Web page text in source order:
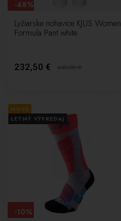
Lyžiarske nohavice KJUS Women
Formula Pant white
232,50 € 449,00€
-48%
NOVÉ
LETNÝ VÝPREDAJ
-10%